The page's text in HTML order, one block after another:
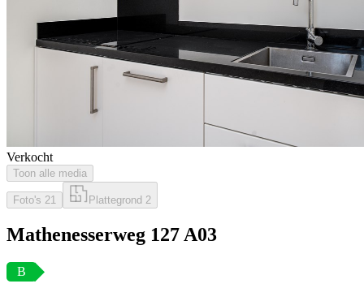
Verkocht
Toon alle media
Foto's 21 Plattegrond 2
Mathenesserweg 127 A03
B